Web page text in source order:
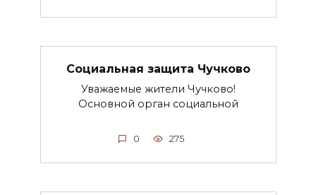
Социальная защита Чучково
Уважаемые жители Чучково!
Основной орган социальной
0 275